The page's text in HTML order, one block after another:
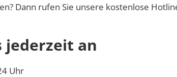
Dann rufen Sie unsere kostenlose
jederzeit an
Uhr